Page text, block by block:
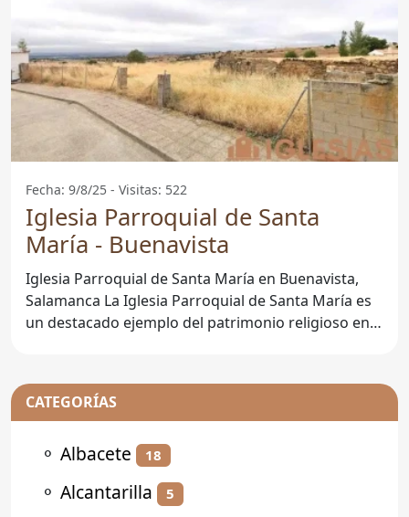
Fecha: 9/8/25 - Visitas: 522
Iglesia Parroquial de Santa
María - Buenavista
Iglesia Parroquial de Santa María en Buenavista,
Salamanca La Iglesia Parroquial de Santa María es
un destacado ejemplo del patrimonio religioso en
CATEGORÍAS
⚬ Albacete 18
⚬ Alcantarilla 5